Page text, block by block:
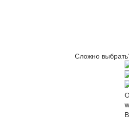
Сложно